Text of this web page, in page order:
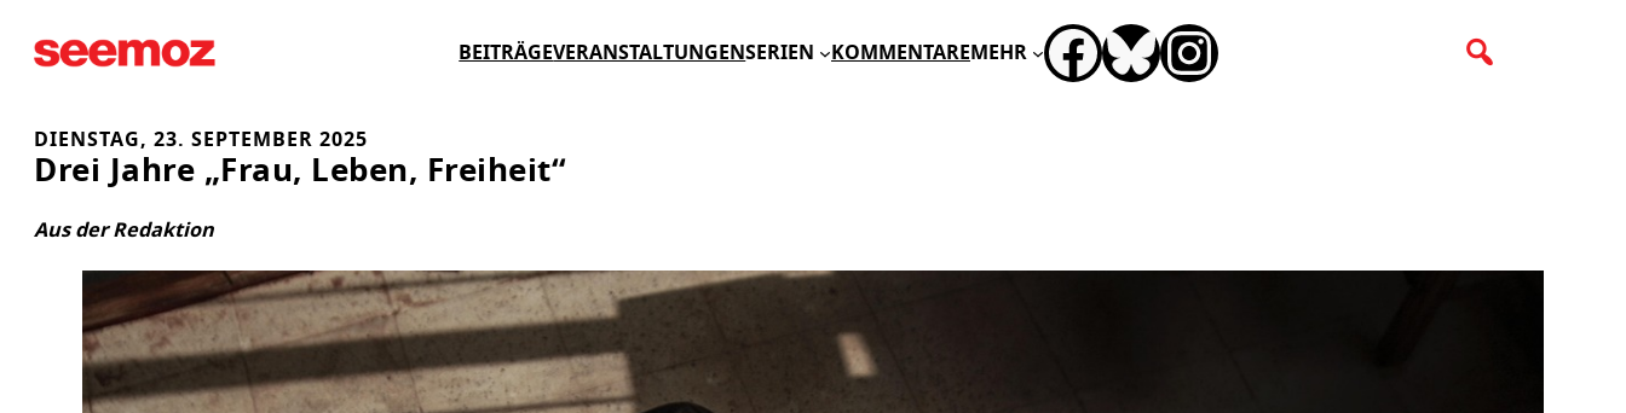
Inhalt
BEITRÄGEVERANSTALTUNGENSERIEN KOMMENTARE MEHR FACEBOOK
BLUESKYINSTAGRAM
DIENSTAG, 23. SEPTEMBER 2025
Drei Jahre „Frau, Leben, Freiheit“
Aus der Redaktion